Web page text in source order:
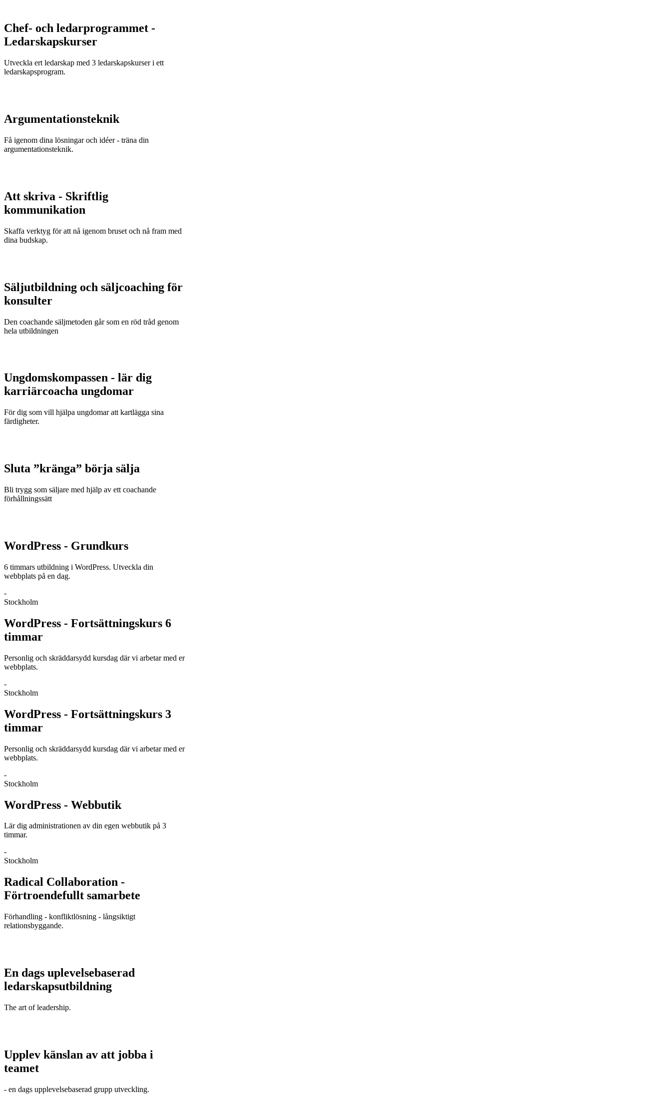
Chef- och ledarprogrammet -
Ledarskapskurser
Utveckla ert ledarskap med 3 ledarskapskurser i ett
ledarskapsprogram.
Argumentationsteknik
Få igenom dina lösningar och idéer - träna din
argumentationsteknik.
Att skriva - Skriftlig
kommunikation
Skaffa verktyg för att nå igenom bruset och nå fram med
dina budskap.
Säljutbildning och säljcoaching för
konsulter
Den coachande säljmetoden går som en röd tråd genom
hela utbildningen
Ungdomskompassen - lär dig
karriärcoacha ungdomar
För dig som vill hjälpa ungdomar att kartlägga sina
färdigheter.
Sluta ”kränga” börja sälja
Bli trygg som säljare med hjälp av ett coachande
förhållningssätt
WordPress - Grundkurs
6 timmars utbildning i WordPress. Utveckla din
webbplats på en dag.
-
Stockholm
WordPress - Fortsättningskurs 6
timmar
Personlig och skräddarsydd kursdag där vi arbetar med er
webbplats.
-
Stockholm
WordPress - Fortsättningskurs 3
timmar
Personlig och skräddarsydd kursdag där vi arbetar med er
webbplats.
-
Stockholm
WordPress - Webbutik
Lär dig administrationen av din egen webbutik på 3
timmar.
-
Stockholm
Radical Collaboration -
Förtroendefullt samarbete
Förhandling - konfliktlösning - långsiktigt
relationsbyggande.
En dags uplevelsebaserad
ledarskapsutbildning
The art of leadership.
Upplev känslan av att jobba i
teamet
- en dags upplevelsebaserad grupp utveckling.